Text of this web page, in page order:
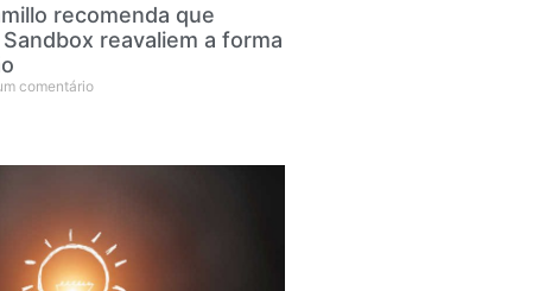
recomenda que
reavaliem a forma
comentário